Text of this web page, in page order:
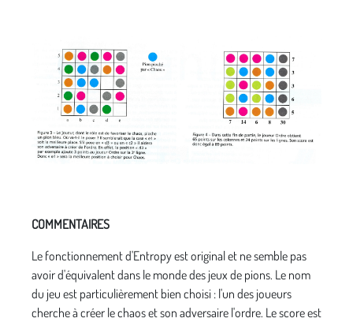
COMMENTAIRES
Le fonctionnement d'Entropy est original et ne semble pas
avoir d'équivalent dans le monde des jeux de pions. Le nom
du jeu est particulièrement bien choisi : l'un des joueurs
cherche à créer le chaos et son adversaire l'ordre. Le score est